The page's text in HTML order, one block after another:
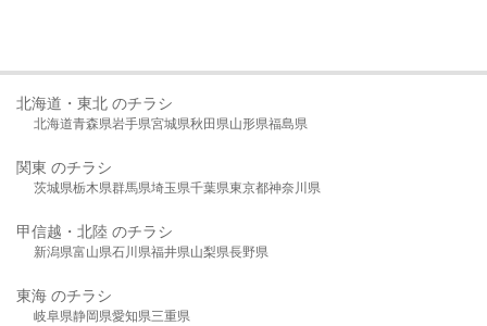
北海道・東北 のチラシ
北海道青森県岩手県宮城県秋田県山形県福島県
関東 のチラシ
茨城県栃木県群馬県埼玉県千葉県東京都神奈川県
甲信越・北陸 のチラシ
新潟県富山県石川県福井県山梨県長野県
東海 のチラシ
岐阜県静岡県愛知県三重県